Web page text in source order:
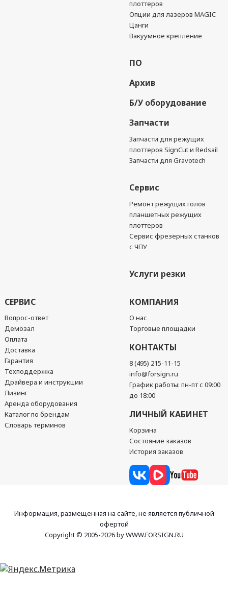
плоттеров
Опции для лазеров MAGIC
Цанги
Вакуумное крепление
ПО
Архив
Б/У оборудование
Запчасти
Запчасти для режущих
плоттеров SignCut и Redsail
Запчасти для Gravotech
Сервис
Ремонт режущих голов
планшетных режущих
плоттеров
Сервис фрезерных станков
с ЧПУ
Услуги резки
СЕРВИС
Вопрос-ответ
Демозал
Оплата
Доставка
Гарантия
Техподдержка
Драйвера и инструкции
Лизинг
Аренда оборудования
Каталог по брендам
Словарь терминов
КОМПАНИЯ
О нас
Торговые площадки
КОНТАКТЫ
8 (495) 215-11-15
info@forsign.ru
График работы: пн-пт с 09:00
до 18:00
ЛИЧНЫЙ КАБИНЕТ
Корзина
Состояние заказов
История заказов
Информация, размещенная на сайте, не является публичной
офертой
Copyright © 2005-2026 by WWW.FORSIGN.RU